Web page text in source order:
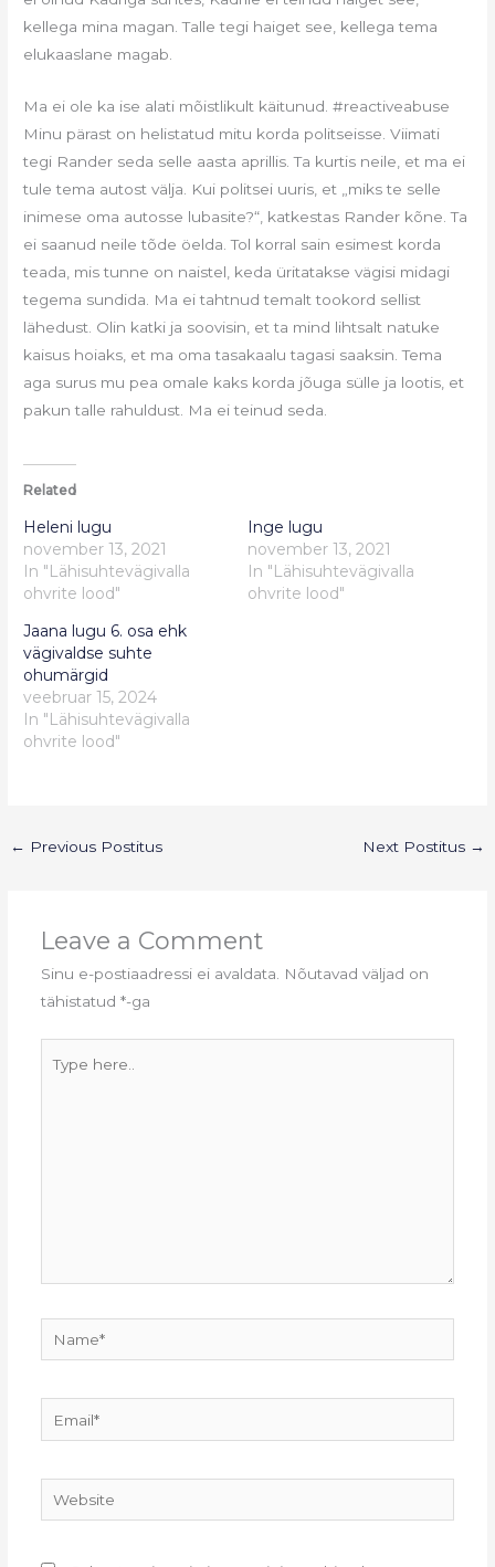
kellega mina magan. Talle tegi haiget see, kellega tema
elukaaslane magab.
Ma ei ole ka ise alati mõistlikult käitunud. #reactiveabuse
Minu pärast on helistatud mitu korda politseisse. Viimati
tegi Rander seda selle aasta aprillis. Ta kurtis neile, et ma ei
tule tema autost välja. Kui politsei uuris, et „miks te selle
inimese oma autosse lubasite?“, katkestas Rander kõne. Ta
ei saanud neile tõde öelda. Tol korral sain esimest korda
teada, mis tunne on naistel, keda üritatakse vägisi midagi
tegema sundida. Ma ei tahtnud temalt tookord sellist
lähedust. Olin katki ja soovisin, et ta mind lihtsalt natuke
kaisus hoiaks, et ma oma tasakaalu tagasi saaksin. Tema
aga surus mu pea omale kaks korda jõuga sülle ja lootis, et
pakun talle rahuldust. Ma ei teinud seda.
Related
Heleni lugu
november 13, 2021
In "Lähisuhtevägivalla
ohvrite lood"
Inge lugu
november 13, 2021
In "Lähisuhtevägivalla
ohvrite lood"
Jaana lugu 6. osa ehk
vägivaldse suhte
ohumärgid
veebruar 15, 2024
In "Lähisuhtevägivalla
ohvrite lood"
← Previous Postitus Next Postitus →
Leave a Comment
Sinu e-postiaadressi ei avaldata. Nõutavad väljad on
tähistatud *-ga
here..
Website